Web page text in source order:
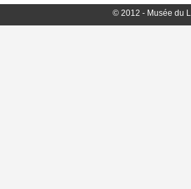
© 2012 - Musée du